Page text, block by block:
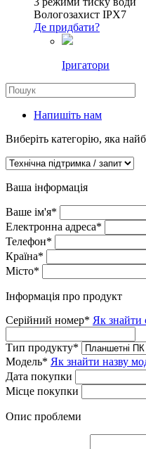
Вологозахист IPX7
Де придбати?
Іригатори
Напишіть нам
Виберіть категорію, яка
Ваша інформація
Ваше ім'я*
Електронна адреса*
Телефон*
Країна*
Місто*
Інформація про продукт
Серійний номер* Як знайти
Тип продукту*
Модель* Як знайти назву
Дата покупки
Місце покупки
Опис проблеми